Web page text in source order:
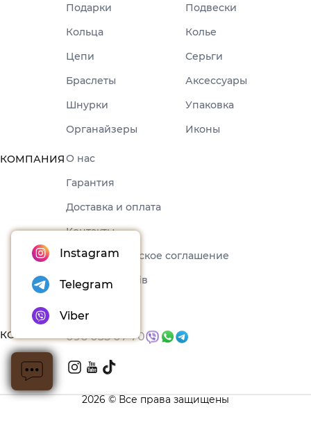
Подарки
Подвески
Кольца
Колье
Цепи
Серьги
Браслеты
Аксессуары
Шнурки
Упаковка
Органайзеры
Иконы
КОМПАНИЯО нас
Гарантия
Доставка и оплата
Контакты
Пользовательское соглашение
Набори товарів
КОНТАКТЫ 096 035 07 70
2026 © Все права защищены
Instagram
Telegram
Viber